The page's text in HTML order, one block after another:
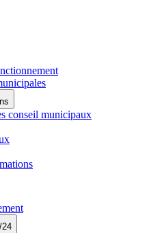
conseil municipaux
24